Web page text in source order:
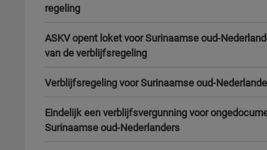
regeling
ASKV opent loket voor Surinaamse oud-
van de verblijfsregeling
Verblijfsregeling voor Surinaamse oud-
Eindelijk een verblijfsvergunning voor
Surinaamse oud-Nederlanders